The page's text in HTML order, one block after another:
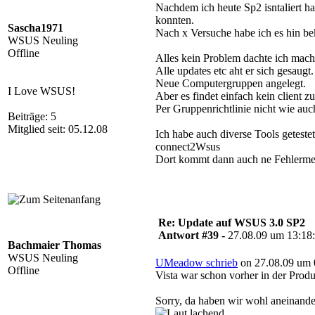
Sascha1971
WSUS Neuling
Offline
I Love WSUS!
Beiträge: 5
Mitglied seit: 05.12.08
Nachdem ich heute Sp2 isntaliert
konnten.
Nach x Versuche habe ich es hin
Alles kein Problem dachte ich
Alle updates etc aht er sich
Neue Computergruppen angelegt.
Aber es findet einfach kein client
Per Gruppenrichtlinie nicht wie
Ich habe auch diverse Tools
connect2Wsus
Dort kommt dann auch ne
Bachmaier Thomas
WSUS Neuling
Offline
Re: Update auf WSUS 3.0 SP2
Antwort #39 - 27.08.09 um
UMeadow schrieb on 27.08.09 um
Vista war schon vorher in der
Sorry, da haben wir wohl